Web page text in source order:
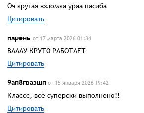
Оч крутая взломка ураа пасиба
Цитировать
парень от 17 марта 2026 01:34
ВАААУ КРУТО РАБОТАЕТ
Цитировать
9ап8гвазшп от 15 января 2026 19:42
Классс, всё суперски выполнено!!
Цитировать